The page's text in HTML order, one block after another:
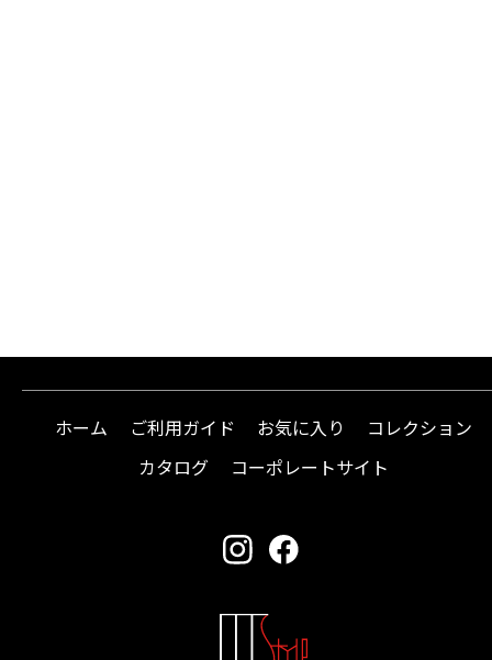
ホーム ご利用ガイド お気に入り
コレクション
カタログ
コーポレートサイト